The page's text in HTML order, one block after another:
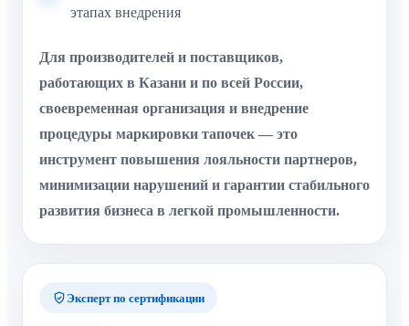
этапах внедрения
Для производителей и поставщиков,
работающих в Казани и по всей России,
своевременная организация и внедрение
процедуры маркировки тапочек — это
инструмент повышения лояльности партнеров,
минимизации нарушений и гарантии стабильного
развития бизнеса в легкой промышленности.
Эксперт по сертификации